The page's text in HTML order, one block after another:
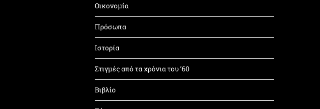
Οικονομία
Πρόσωπα
Ιστορία
Στιγμές από τα χρόνια του ’60
Βιβλίο